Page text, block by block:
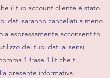
il tuo account cliente è stato
dati saranno cancellati a meno
espressamente acconsentito
dei tuoi dati ai sensi
1 frase 1 lit che ti
presente informativa.